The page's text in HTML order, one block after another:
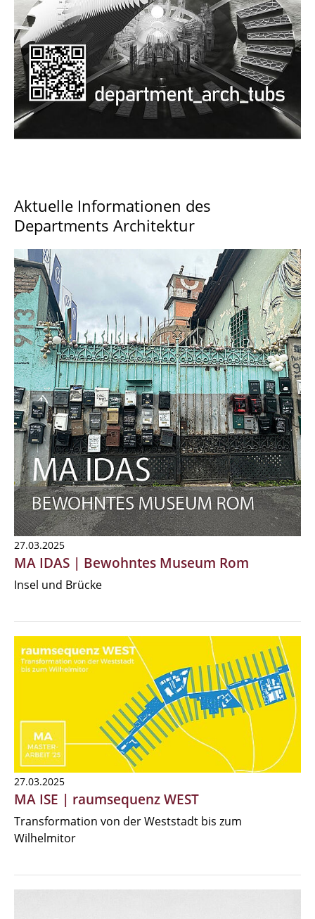
Aktuelle Informationen des
Departments Architektur
27.03.2025
MA IDAS | Bewohntes Museum Rom
Insel und Brücke
27.03.2025
MA ISE | raumsequenz WEST
Transformation von der Weststadt bis zum
Wilhelmitor